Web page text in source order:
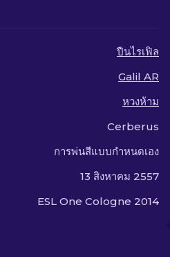
ปืนไรเฟิล
Galil AR
หวงห้าม
Cerberus
การพ่นสีแบบกำหนดเอง
13 สิงหาคม 2557
ESL One Cologne 2014